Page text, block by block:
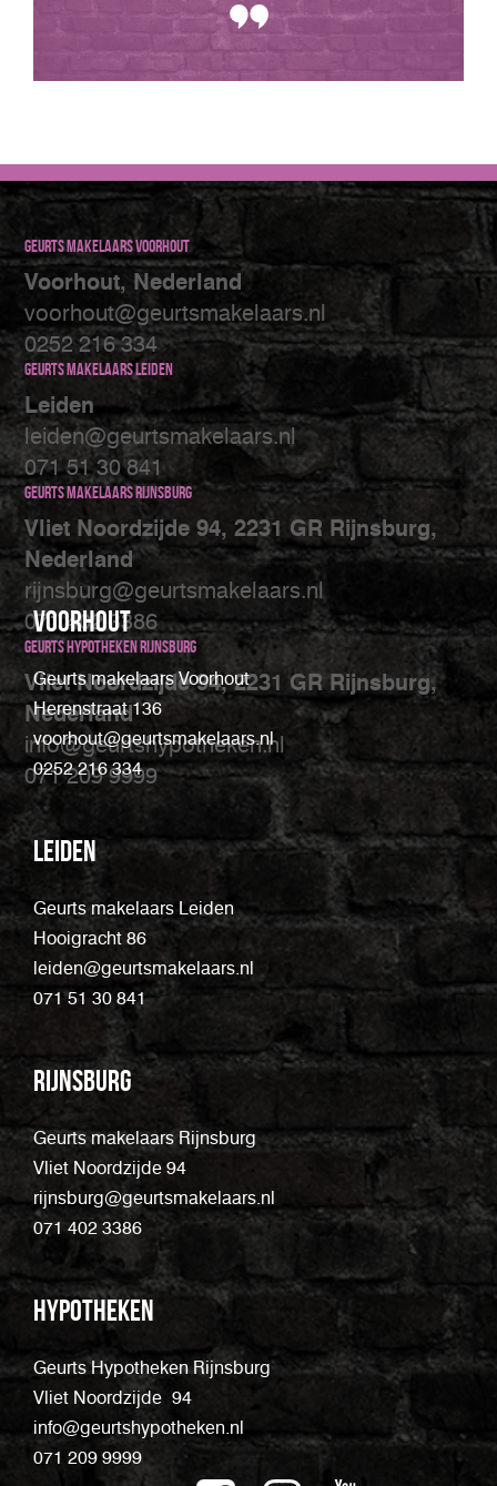
Geurts makelaars Voorhout
Voorhout, Nederland
voorhout@geurtsmakelaars.nl
0252 216 334
Geurts makelaars Leiden
Leiden
leiden@geurtsmakelaars.nl
071 51 30 841
Geurts makelaars Rijnsburg
Vliet Noordzijde 94, 2231 GR Rijnsburg,
Nederland
rijnsburg@geurtsmakelaars.nl
071 402 3386
Geurts Hypotheken Rijnsburg
Vliet Noordzijde 94, 2231 GR Rijnsburg,
Nederland
info@geurtshypotheken.nl
071 209 9999
Voorhout
Geurts makelaars Voorhout
Herenstraat 136
voorhout@geurtsmakelaars.nl
0252 216 334
Leiden
Geurts makelaars Leiden
Hooigracht 86
leiden@geurtsmakelaars.nl
071 51 30 841
Rijnsburg
Geurts makelaars Rijnsburg
Vliet Noordzijde 94
rijnsburg@geurtsmakelaars.nl
071 402 3386
Hypotheken
Geurts Hypotheken Rijnsburg
Vliet Noordzijde 94
info@geurtshypotheken.nl
071 209 9999